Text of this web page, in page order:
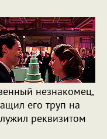
незнакомец,
его труп на
реквизитом